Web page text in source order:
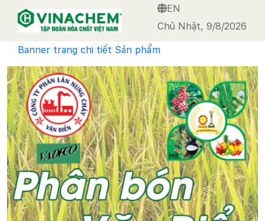
VINACHEM
EN
Chủ Nhật, 9/8/2026
Banner trang chi tiết Sản phẩm